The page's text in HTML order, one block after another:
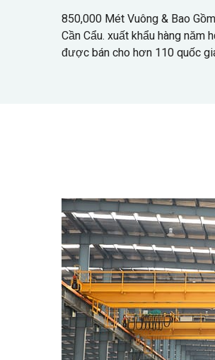
850,000 Mét Vuông & Bao
Cần Cẩu. xuất khẩu hàng năm
được bán cho hơn 110 quốc